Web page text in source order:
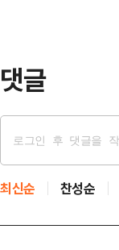
댓글
최신순 찬성순